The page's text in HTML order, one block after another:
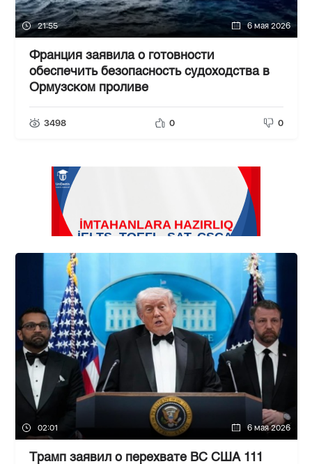
21:55 6 мая 2026
Франция заявила о готовности
обеспечить безопасность судоходства в
Ормузском проливе
3498 0 0
02:01 6 мая 2026
Трамп заявил о перехвате ВС США 111